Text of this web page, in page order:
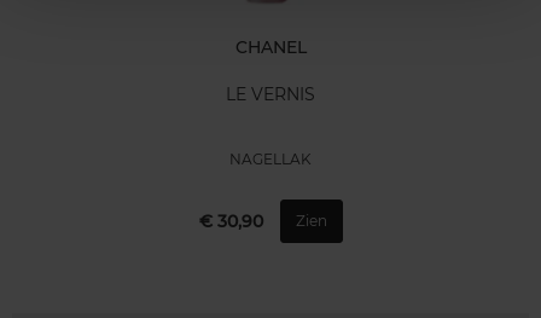
CHANEL
LE VERNIS
NAGELLAK
€ 30,90 Zien